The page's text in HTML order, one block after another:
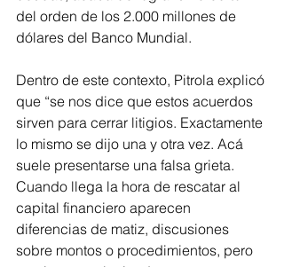
del orden de los 2.000 millones de
dólares del Banco Mundial.
Dentro de este contexto, Pitrola explicó
que “se nos dice que estos acuerdos
sirven para cerrar litigios. Exactamente
lo mismo se dijo una y otra vez. Acá
suele presentarse una falsa grieta.
Cuando llega la hora de rescatar al
capital financiero aparecen
diferencias de matiz, discusiones
sobre montos o procedimientos, pero